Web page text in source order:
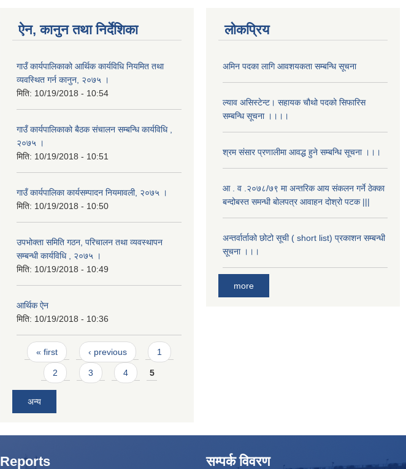
ऐन, कानुन तथा निर्देशिका
गाउँ कार्यपालिकाको आर्थिक कार्यविधि नियमित तथा
व्यवस्थित गर्न कानुन, २०७५ ।
मिति: 10/19/2018 - 10:54
गाउँ कार्यपालिकाको बैठक संचालन सम्बन्धि कार्यविधि ,
२०७५ ।
मिति: 10/19/2018 - 10:51
गाउँ कार्यपालिका कार्यसम्पादन नियमावली, २०७५ ।
मिति: 10/19/2018 - 10:50
उपभोक्ता समिति गठन, परिचालन तथा व्यवस्थापन
सम्बन्धी कार्यविधि , २०७५ ।
मिति: 10/19/2018 - 10:49
आर्थिक ऐन
मिति: 10/19/2018 - 10:36
Pages
« first ‹ previous 1
2 3 4 5
अन्य
लोकप्रिय
अमिन पदका लागि आवशयकता सम्बन्धि सूचना
ल्याव असिस्टेन्ट। सहायक चौथो पदको सिफारिस
सम्बन्धि सूचना ।।।।
श्रम संसार प्रणालीमा आवद्ध हुने सम्बन्धि सूचना ।।।
आ . व .२०७८/७९ मा अन्तरिक आय संकलन गर्ने ठेक्का
बन्दोबस्त समन्धी बोलपत्र आवाहन दोश्रो पटक |||
अन्तर्वार्ताको छोटो सूची ( short list) प्रकाशन सम्बन्धी
सूचना ।।।
more
Reports सम्पर्क विवरण